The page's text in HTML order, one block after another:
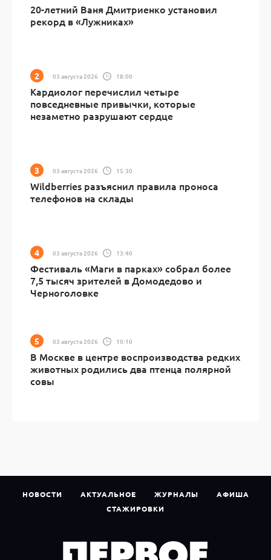
20-летний Ваня Дмитриенко установил
рекорд в «Лужниках»
03 августа 2026 18:00
Кардиолог перечислил четыре
повседневные привычки, которые
незаметно разрушают сердце
03 августа 2026 15:30
Wildberries разъяснил правила проноса
телефонов на склады
03 августа 2026 13:40
Фестиваль «Маги в парках» собрал более
7,5 тысяч зрителей в Домодедово и
Черноголовке
03 августа 2026 10:10
В Москве в центре воспроизводства редких
животных родились два птенца полярной
совы
НОВОСТИ АКТУАЛЬНОЕ ЖУРНАЛЫ
АФИША
СТАЖИРОВКИ